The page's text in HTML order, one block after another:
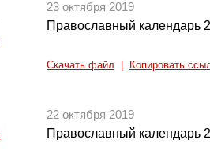
23 октября 2019
Православный календарь
Скачать файл Копировать
22 октября 2019
Православный календарь